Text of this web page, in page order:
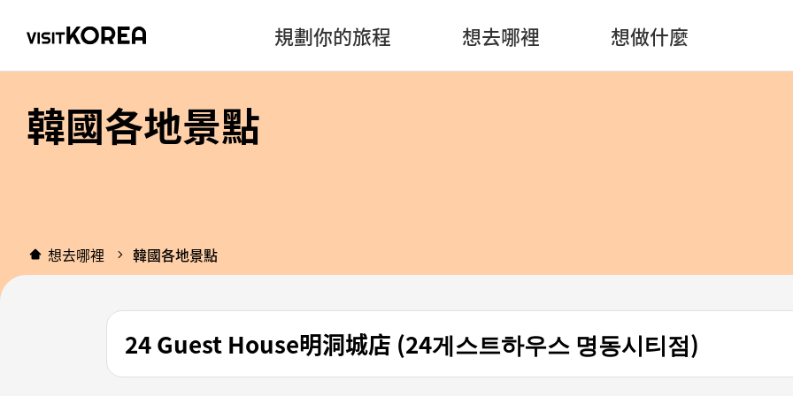
規劃你的旅程 想去哪裡 想做什麼
韓國各地景點
想去哪裡 韓國各地景點
24 Guest House明洞城店 (24게스트하우스 명동시티점)